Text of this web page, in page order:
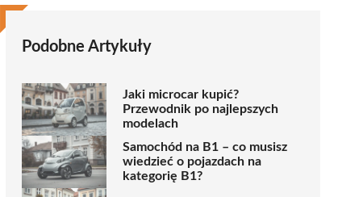
Podobne Artykuły
Jaki microcar kupić?
Przewodnik po najlepszych
modelach
Samochód na B1 – co musisz
wiedzieć o pojazdach na
kategorię B1?